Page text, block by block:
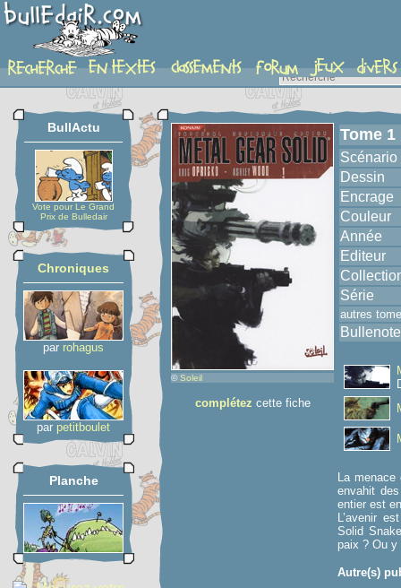
album
BullActu
Vote pour Le Grand
Prix de Bulledair
Chroniques
par rohagus
par petitboulet
Planche
© Soleil
complétez cette fiche
Tome 1
Scénario
Dessin
Encrage
Couleur
Année
Editeur
Série
autres
Bullenote
La
envahit
entier est
L’avenir
Solid
paix ? Ou
Autre(s)